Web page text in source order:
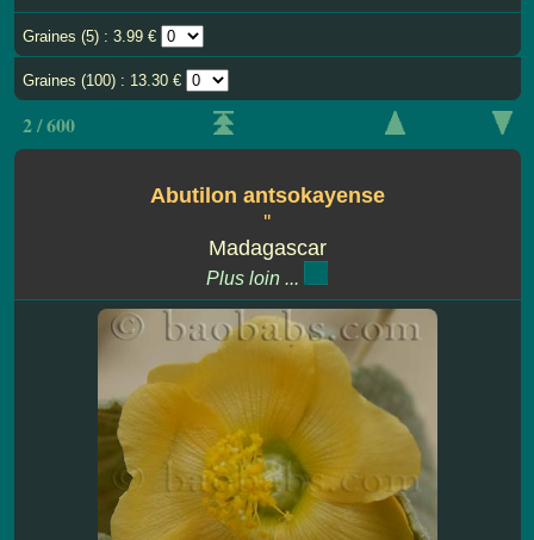
Graines (5) : 3.99 €
Graines (100) : 13.30 €
2 / 600
Abutilon antsokayense
''
Madagascar
Plus loin ...